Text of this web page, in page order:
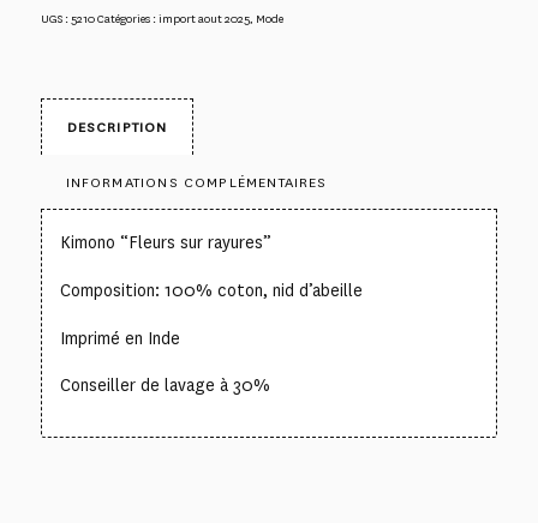
UGS : 5210Catégories :import aout 2025, Mode
DESCRIPTION
INFORMATIONS COMPLÉMENTAIRES
Kimono “Fleurs sur rayures”
Composition: 100% coton, nid d’abeille
Imprimé en Inde
Conseiller de lavage à 30%